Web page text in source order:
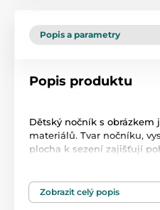
Popis a parametry
Popis produktu
Dětský nočník s obrázkem
materiálů. Tvar nočníku,
plocha k sezení zajišťují
technologie IML
- Protiskluzová úprava ze
Zobrazit celý popis